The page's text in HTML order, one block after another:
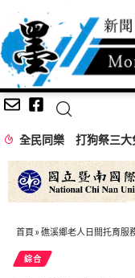
首頁 » 礁溪鄉老人日間托育服務 雲水日
綜合